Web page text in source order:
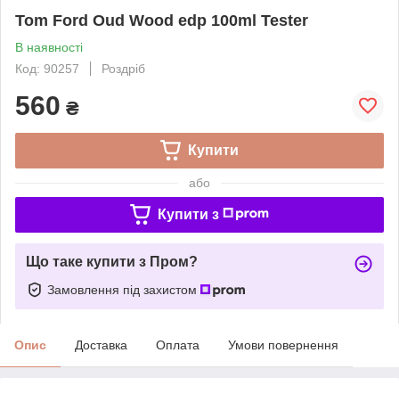
Tom Ford Oud Wood edp 100ml Tester
В наявності
Код: 90257
Роздріб
560 ₴
Купити
або
Купити з
Що таке купити з Пром?
Замовлення під захистом
Опис Доставка Оплата Умови повернення